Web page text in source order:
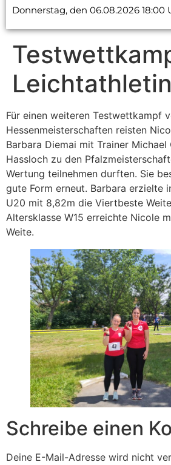
Donnerstag, den 06.08.2026 18:00
Für einen weiteren Testwettkampf
Hessenmeisterschaften reisten
Barbara Diemai mit Trainer Michael
Hassloch zu den
Wertung teilnehmen durften. Sie
gute Form erneut. Barbara erzielte
U20 mit 8,82m die Viertbeste
Altersklasse W15 erreichte Nicole
Weite.
Schreibe einen
Deine E-Mail-Adresse wird nicht